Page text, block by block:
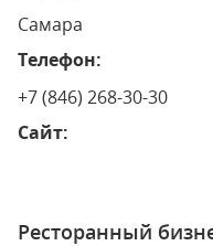
Самара
Телефон:
+7 (846) 268-30-30
Сайт:
Ресторанный